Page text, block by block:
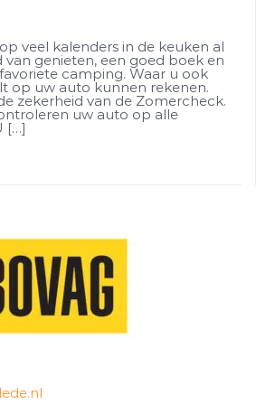
veel kalenders in de keuken al
van genieten, een goed boek en
camping. Waar u ook
op uw auto kunnen rekenen.
zekerheid van de Zomercheck.
uw auto op alle
[…]